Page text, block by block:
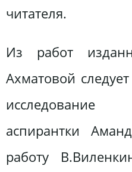
читателя.
Из работ
Ахматовой
исследование
аспирантки
работу